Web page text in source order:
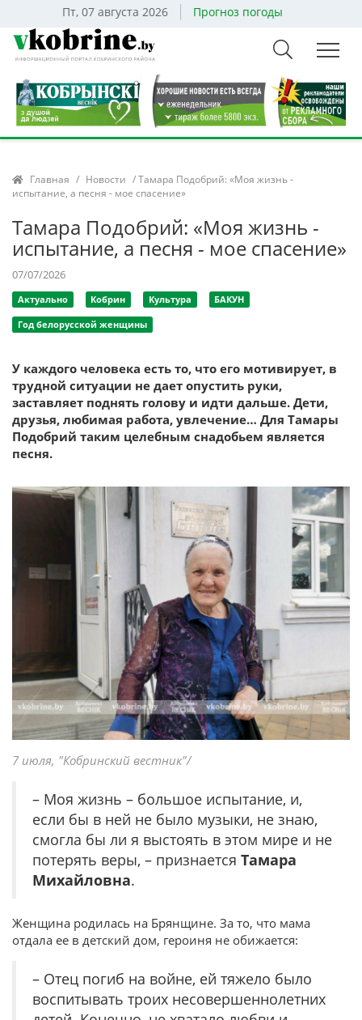
Пт, 07 августа 2026 Прогноз погоды
Главная / Новости / Тамара Подобрий: «Моя жизнь -
испытание, а песня - мое спасение»
Тамара Подобрий: «Моя жизнь -
испытание, а песня - мое спасение»
07/07/2026
Актуально Кобрин Культура БАКУН
Год белорусской женщины
У каждого человека есть то, что его мотивирует, в
трудной ситуации не дает опустить руки,
заставляет поднять голову и идти дальше. Дети,
друзья, любимая работа, увлечение… Для Тамары
Подобрий таким целебным снадобьем является
песня.
7 июля, "Кобринский вестник"/
– Моя жизнь – большое испытание, и,
если бы в ней не было музыки, не знаю,
смогла бы ли я выстоять в этом мире и не
потерять веры, – признается Тамара
Михайловна.
Женщина родилась на Брянщине. За то, что мама
отдала ее в детский дом, героиня не обижается:
– Отец погиб на войне, ей тяжело было
воспитывать троих несовершеннолетних